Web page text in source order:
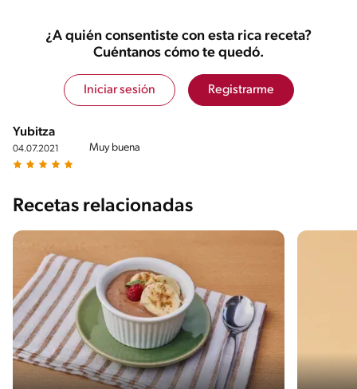
¿A quién consentiste con esta rica receta?
Cuéntanos cómo te quedó.
Iniciar sesión Registrarme
Yubitza
04.07.2021 Muy buena
Recetas relacionadas